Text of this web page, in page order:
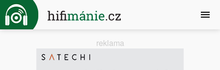
reklama